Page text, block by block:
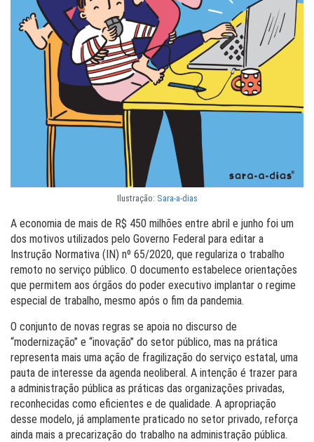
Ilustração: Sara-a-dias
A economia de mais de R$ 450 milhões entre abril e junho foi um
dos motivos utilizados pelo Governo Federal para editar a
Instrução Normativa (IN) nº 65/2020, que regulariza o trabalho
remoto no serviço público. O documento estabelece orientações
que permitem aos órgãos do poder executivo implantar o regime
especial de trabalho, mesmo após o fim da pandemia.
O conjunto de novas regras se apoia no discurso de
“modernização” e “inovação” do setor público, mas na prática
representa mais uma ação de fragilização do serviço estatal, uma
pauta de interesse da agenda neoliberal. A intenção é trazer para
a administração pública as práticas das organizações privadas,
reconhecidas como eficientes e de qualidade. A apropriação
desse modelo, já amplamente praticado no setor privado, reforça
ainda mais a precarização do trabalho na administração pública.